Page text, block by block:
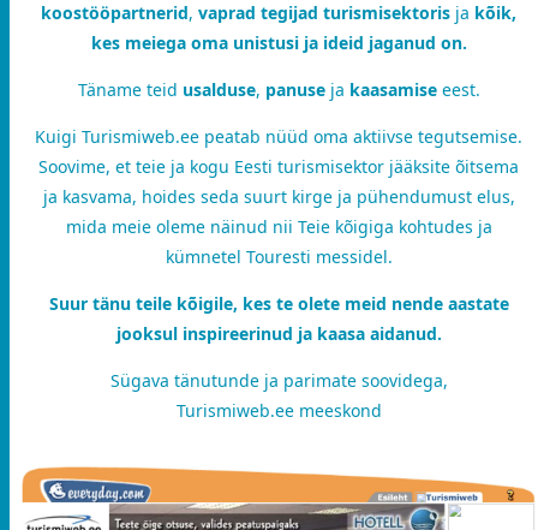
koostööpartnerid, vaprad tegijad turismisektoris ja kõik,
kes meiega oma unistusi ja ideid jaganud on.
Täname teid usalduse, panuseja kaasamiseeest.
Kuigi Turismiweb.ee peatab nüüd oma aktiivse tegutsemise.
Soovime, et teie ja kogu Eesti turismisektor jääksite õitsema
ja kasvama, hoides seda suurt kirge ja pühendumust elus,
mida meie oleme näinud nii Teie kõigiga kohtudes ja
kümnetel Touresti messidel.
Suur tänu teile kõigile, kes te olete meid nende aastate
jooksul inspireerinud ja kaasa aidanud.
Sügava tänutunde ja parimate soovidega,
Turismiweb.ee meeskond